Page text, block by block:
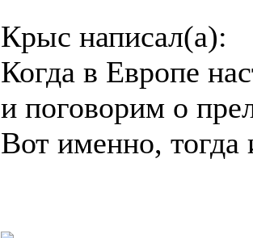
Крыс написал(а):
Когда в Европе
и поговорим о
Вот именно, тогда